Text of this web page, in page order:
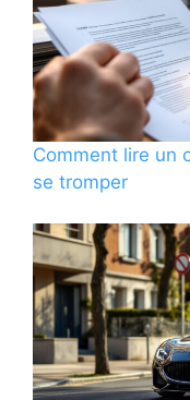
Comment lire un
se tromper